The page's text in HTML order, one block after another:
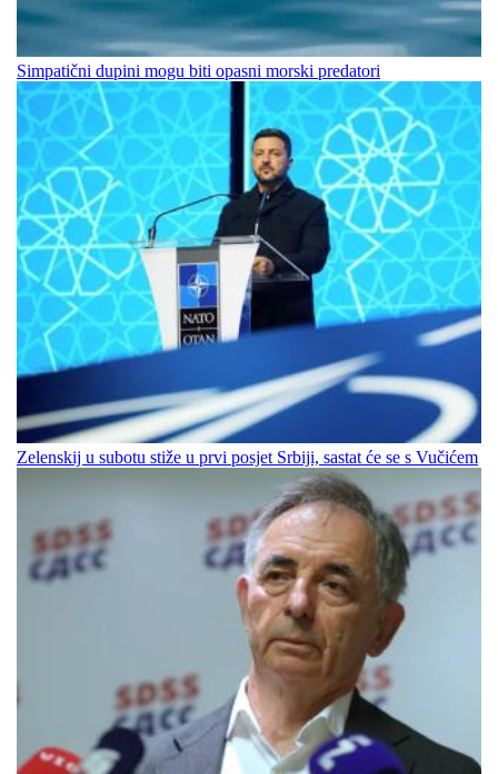
Simpatični dupini mogu biti opasni morski predatori
Zelenskij u subotu stiže u prvi posjet Srbiji, sastat će se s Vučićem